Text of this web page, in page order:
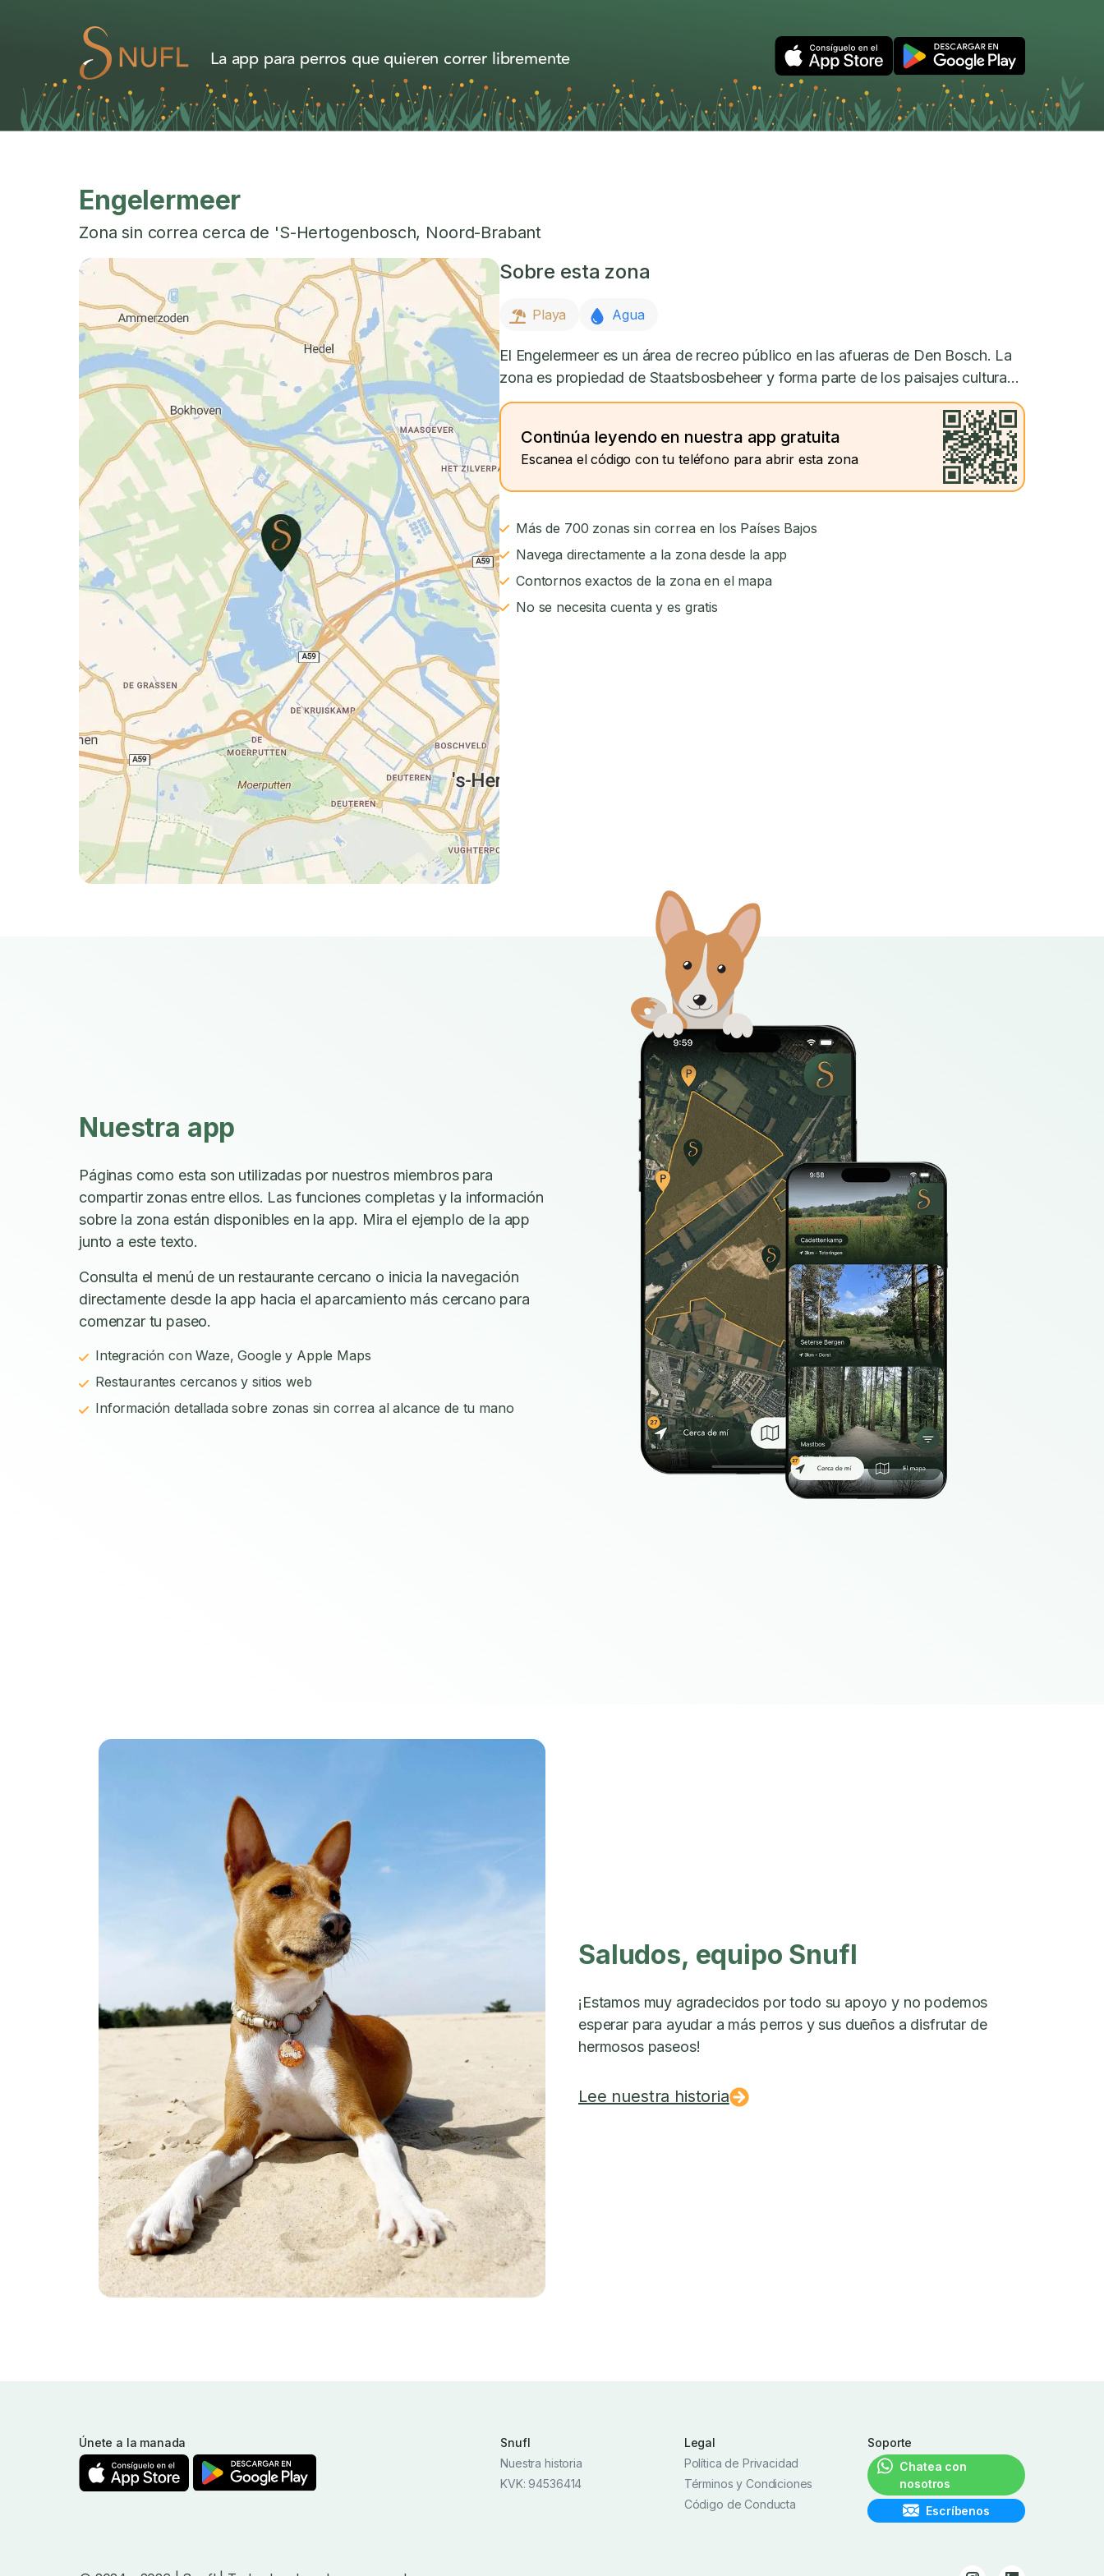
La app para perros que quieren correr libremente
Engelermeer
Zona sin correa cerca de 'S-Hertogenbosch, Noord-Brabant
Sobre esta zona
Playa Agua
El Engelermeer es un área de recreo público en las afueras de Den Bosch. La
zona es propiedad de Staatsbosbeheer y forma parte de los paisajes cultura...
Continúa leyendo en nuestra app gratuita
Escanea el código con tu teléfono para abrir esta zona
Más de 700 zonas sin correa en los Países Bajos
Navega directamente a la zona desde la app
Contornos exactos de la zona en el mapa
No se necesita cuenta y es gratis
Nuestra app
Páginas como esta son utilizadas por nuestros miembros para
compartir zonas entre ellos. Las funciones completas y la información
sobre la zona están disponibles en la app. Mira el ejemplo de la app
junto a este texto.
Consulta el menú de un restaurante cercano o inicia la navegación
directamente desde la app hacia el aparcamiento más cercano para
comenzar tu paseo.
Integración con Waze, Google y Apple Maps
Restaurantes cercanos y sitios web
Información detallada sobre zonas sin correa al alcance de tu mano
Saludos, equipo Snufl
¡Estamos muy agradecidos por todo su apoyo y no podemos
esperar para ayudar a más perros y sus dueños a disfrutar de
hermosos paseos!
Lee nuestra historia
Únete a la manada
Snufl
Nuestra historia
KVK: 94536414
Legal
Política de Privacidad
Términos y Condiciones
Código de Conducta
Soporte
Chatea con
nosotros
Escríbenos